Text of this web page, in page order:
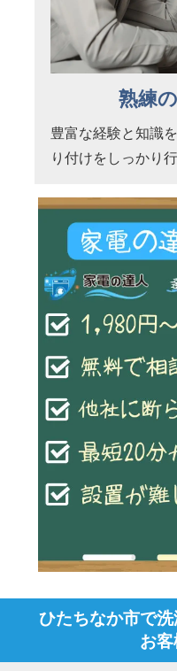
熟練
豊富な経験と知識
り付けをしっかり
ひたちなか市で
お客